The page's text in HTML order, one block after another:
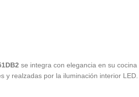
se integra con elegancia en su
y realzadas por la iluminación interior